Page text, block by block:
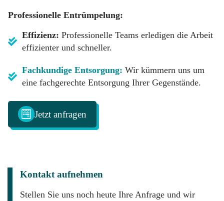
Professionelle Entrümpelung:
Effizienz: Professionelle Teams erledigen die Arbeit
effizienter und schneller.
Fachkundige Entsorgung: Wir kümmern uns um
eine fachgerechte Entsorgung Ihrer Gegenstände.
Jetzt anfragen
Kontakt aufnehmen
Stellen Sie uns noch heute Ihre Anfrage und wir